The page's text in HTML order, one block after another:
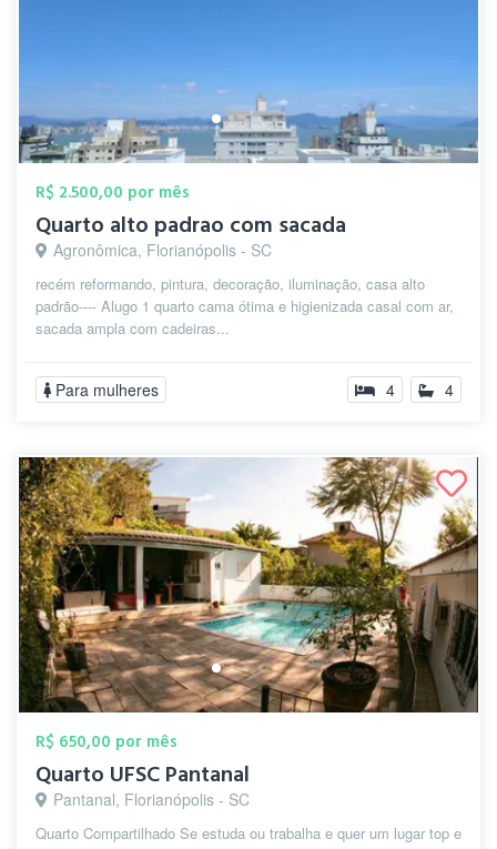
R$ 2.500,00 por mês
Quarto alto padrao com sacada
Agronômica, Florianópolis - SC
recém reformando, pintura, decoração, iluminação, casa alto
padrão---- Alugo 1 quarto cama ótima e higienizada casal com ar,
sacada ampla com cadeiras...
Para mulheres 4 4
R$ 650,00 por mês
Quarto UFSC Pantanal
Pantanal, Florianópolis - SC
Quarto Compartilhado Se estuda ou trabalha e quer um lugar top e